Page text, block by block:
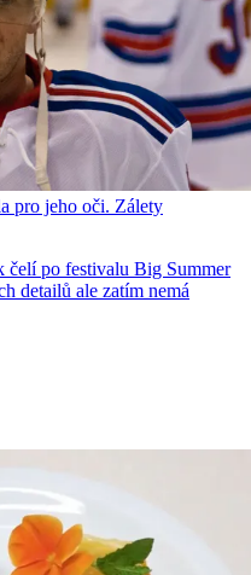
pro jeho oči. Zálety
po festivalu Big Summer
detailů ale zatím nemá